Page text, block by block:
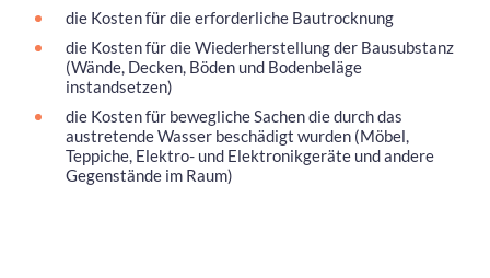
die Kosten für die erforderliche Bautrocknung
die Kosten für die Wiederherstellung der Bausubstanz
(Wände, Decken, Böden und Bodenbeläge
instandsetzen)
die Kosten für bewegliche Sachen die durch das
austretende Wasser beschädigt wurden (Möbel,
Teppiche, Elektro- und Elektronikgeräte und andere
Gegenstände im Raum)